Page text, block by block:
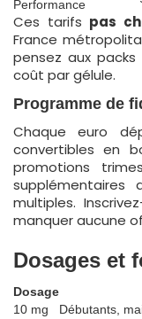
Performance
Ces tarifs pas
France
pensez aux
coût par gélule.
Programme de
Chaque euro
convertibles en
promotions
supplémentaires
multiples.
manquer aucune
Dosages et
Dosage
10 mg
Débutants,